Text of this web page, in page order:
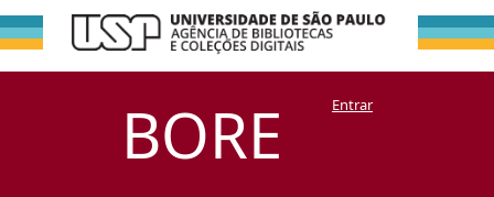
BORE
Filtrar por:
Assunto
DSpace/Manakin + CoriscoEntrar